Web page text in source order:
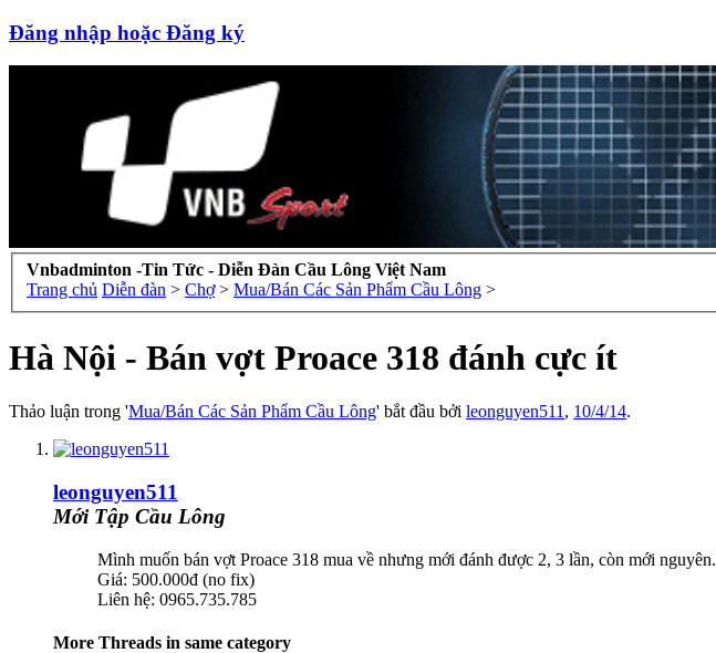
Đăng nhập hoặc Đăng ký
Vnbadminton -Tin Tức - Diễn Đàn Cầu Lông Việt Nam
Trang chủ Diễn đàn > Chợ > Mua/Bán Các Sản Phẩm Cầu Lông >
Hà Nội - Bán vợt Proace 318 đánh cực ít
Thảo luận trong 'Mua/Bán Các Sản Phẩm Cầu Lông' bắt đầu bởi leonguyen511 , 10/4/14.
leonguyen511
Mới Tập Cầu Lông
Mình muốn bán vợt Proace 318 mua về nhưng mới đánh được 2, 3 lần, còn mới nguyên.
Giá: 500.000đ (no fix)
Liên hệ: 0965.735.785
More Threads in same category